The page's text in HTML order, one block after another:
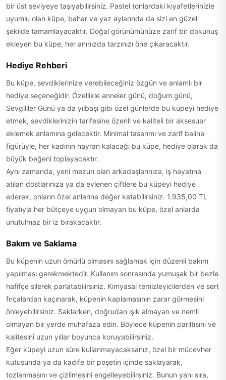
bir üst seviyeye taşıyabilirsiniz. Pastel tonlardaki kıyafetlerinizle
uyumlu olan küpe, bahar ve yaz aylarında da sizi en güzel
şekilde tamamlayacaktır. Doğal görünümünüze zarif bir dokunuş
ekleyen bu küpe, her anınızda tarzınızı öne çıkaracaktır.
Hediye Rehberi
Bu küpe, sevdiklerinize verebileceğiniz özgün ve anlamlı bir
hediye seçeneğidir. Özellikle anneler günü, doğum günü,
Sevgililer Günü ya da yılbaşı gibi özel günlerde bu küpeyi hediye
etmek, sevdiklerinizin tarifesine özenli ve kaliteli bir aksesuar
eklemek anlamına gelecektir. Minimal tasarımı ve zarif balina
figürüyle, her kadının hayran kalacağı bu küpe, hediye olarak da
büyük beğeni toplayacaktır.
Aynı zamanda, yeni mezun olan arkadaşlarınıza, iş hayatına
atılan dostlarınıza ya da evlenen çiftlere bu küpeyi hediye
ederek, onların özel anlarına değer katabilirsiniz. 1.935,00 TL
fiyatıyla her bütçeye uygun olmayan bu küpe, özel anlarda
unutulmaz bir iz bırakacaktır.
Bakım ve Saklama
Bu küpenin uzun ömürlü olmasını sağlamak için düzenli bakım
yapılması gerekmektedir. Kullanım sonrasında yumuşak bir bezle
hafifçe silerek parlatabilirsiniz. Kimyasal temizleyicilerden ve sert
fırçalardan kaçınarak, küpenin kaplamasının zarar görmesini
önleyebilirsiniz. Saklarken, doğrudan ışık almayan ve nemli
olmayan bir yerde muhafaza edin. Böylece küpenin parıltısını ve
kalitesini uzun yıllar boyunca koruyabilirsiniz.
Eğer küpeyi uzun süre kullanmayacaksanız, özel bir mücevher
kutusunda ya da kadife bir poşetin içinde saklayarak,
tozlanmasını ve çizilmesini engelleyebilirsiniz. Bunun yanı sıra,